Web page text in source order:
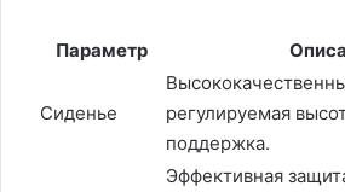
Параметр
Сиденье
регулируемая
поддержка.
Эффективная